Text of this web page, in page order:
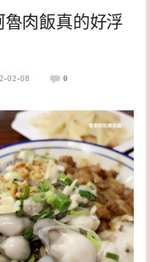
肉飯真的好浮
02-08 0